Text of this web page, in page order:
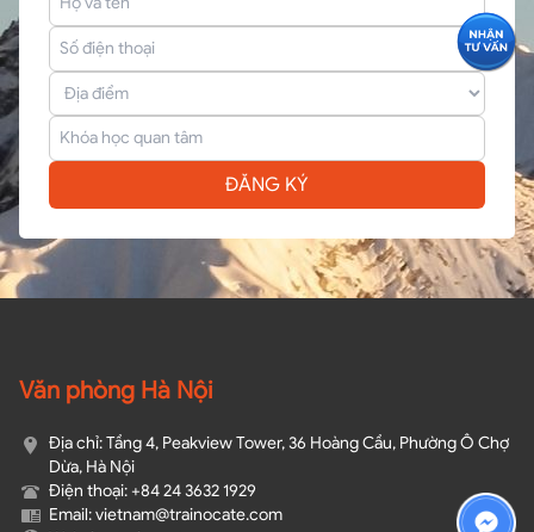
ĐĂNG KÝ
Văn phòng Hà Nội
Địa chỉ: Tầng 4, Peakview Tower, 36 Hoàng Cầu, Phường Ô Chợ
Dừa, Hà Nội
Điện thoại: +84 24 3632 1929
Email: vietnam@trainocate.com​